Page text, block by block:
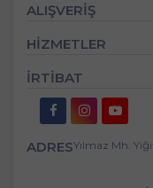
ALIŞVERİŞ
HİZMETLER
İRTİBAT
ADRESYılmaz Mh.